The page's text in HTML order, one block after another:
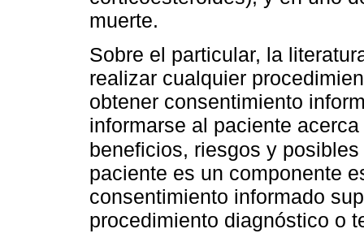
muerte.
Sobre el particular, la
realizar cualquier
obtener consentimiento
informarse al paciente
beneficios, riesgos y
paciente es un componente
consentimiento informado
procedimiento diagnóstico o